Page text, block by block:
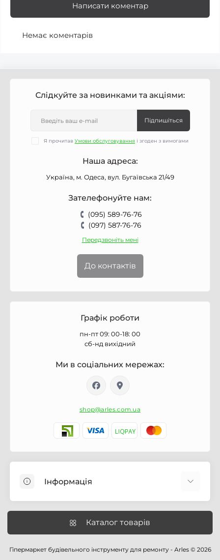
Написати коментар
Немає коментарів
Слідкуйте за новинками та акціями:
Підпишіться
Я прочитав Умови обслуговування і згоден з вимогами
Наша адреса:
Україна, м. Одеса, вул. Бугаївська 21/49
Зателефонуйте нам:
(095) 589-76-76
(097) 587-76-76
Передзвоніть мені
До контактів
Графік роботи
пн-пт 09: 00-18: 00
сб-нд вихідний
Ми в соціальних мережах:
shop@arles.com.ua
Інформація
Про магазин Arles.com.ua
Умови обслуговування
Умови оформлення замовлення
Каталог товарів
Гіпермаркет будівельного інструменту для ремонту - Arles © 2026